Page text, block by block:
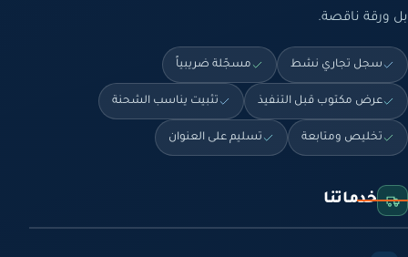
بل ورقة ناقصة.
سجل تجاري نشط مسجّلة ضريبياً
عرض مكتوب قبل التنفيذ تثبيت يناسب الشحنة
تخليص ومتابعة تسليم على العنوان
خدماتنا